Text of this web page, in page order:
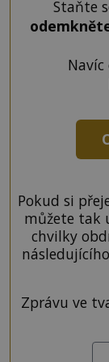
Staňte
Pokud si
můžete tak
chvilky
Zprávu ve